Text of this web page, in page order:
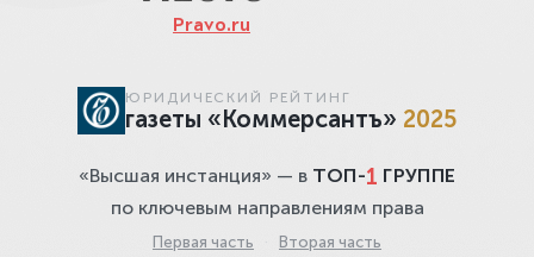
Pravo.ru
ЮРИДИЧЕСКИЙ РЕЙТИНГ
газеты «Коммерсантъ» 2025
«Высшая инстанция» — в ТОП-1 ГРУППЕ
по ключевым направлениям права
Первая часть Вторая часть